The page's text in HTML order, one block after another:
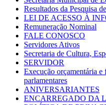
Resultados da Pesquisa
LEI DE ACESSO À
Remuneração Nominal
FALE CONOSCO
Servidores Ativos
Secretaria de Cultura,
SERVIDOR
Execução orçamentária e
parlamentares
ANIVERSARIANTES
ENCARREGADO DA